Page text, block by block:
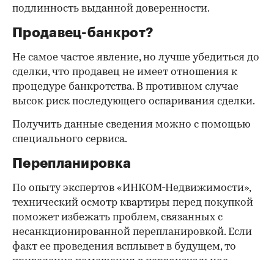
подлинность выданной доверенности.
Продавец-банкрот?
Не самое частое явление, но лучше убедиться до
сделки, что продавец не имеет отношения к
процедуре банкротства. В противном случае
высок риск последующего оспаривания сделки.
Получить данные сведения можно с помощью
специального сервиса.
Перепланировка
По опыту экспертов «ИНКОМ-Недвижимости»,
технический осмотр квартиры перед покупкой
поможет избежать проблем, связанных с
несанкционированной перепланировкой. Если
факт ее проведения всплывет в будущем, то